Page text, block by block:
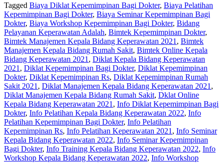
Tagged Biaya Diklat Kepemimpinan Bagi Dokter, Biaya Pelatihan
Kepemimpinan Bagi Dokter, Biaya Seminar Kepemimpinan Bagi
Dokter, Biaya Workshop Kepemimpinan Bagi Dokter, Bidang
Pelayanan Keperawatan Adalah, Bimtek Kepemimpinan Dokter,
Bimtek Manajemen Kepala Bidang Keperawatan 2021 , Bimtek
Manajemen Kepala Bidang Rumah Sakit, Bimtek Online Kepala
Bidang Keperawatan 2021 , Diklat Kepala Bidang Keperawatan
2021 , Diklat Kepemimpinan Bagi Dokter, Diklat Kepemimpinan
Dokter, Diklat Kepemimpinan Rs, Diklat Kepemimpinan Rumah
Sakit 2021 , Diklat Manajemen Kepala Bidang Keperawatan 2021 ,
Diklat Manajemen Kepala Bidang Rumah Sakit, Dklat Online
Kepala Bidang Keperawatan 2021 , Info Diklat Kepemimpinan Bagi
Dokter, Info Pelatihan Kepala Bidang Keperawatan 2022, Info
Pelatihan Kepemimpinan Bagi Dokter, Info Pelatihan
Kepemimpinan Rs, Info Pelatihan Keperawatan 2021 , Info Seminar
Kepala Bidang Keperawatan 2022, Info Seminar Kepemimpinan
Bagi Dokter, Info Training Kepala Bidang Keperawatan 2022, Info
Workshop Kepala Bidang Keperawatan 2022, Info Workshop